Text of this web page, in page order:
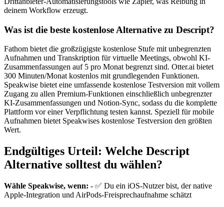
deinem Workflow erzeugt.
Was ist die beste kostenlose Alternative zu Descript?
Fathom bietet die großzügigste kostenlose Stufe mit unbegrenzten
Aufnahmen und Transkription für virtuelle Meetings, obwohl KI-
Zusammenfassungen auf 5 pro Monat begrenzt sind. Otter.ai bietet
300 Minuten/Monat kostenlos mit grundlegenden Funktionen.
Speakwise bietet eine umfassende kostenlose Testversion mit vollem
Zugang zu allen Premium-Funktionen einschließlich unbegrenzter
KI-Zusammenfassungen und Notion-Sync, sodass du die komplette
Plattform vor einer Verpflichtung testen kannst. Speziell für mobile
Aufnahmen bietet Speakwises kostenlose Testversion den größten
Wert.
Endgültiges Urteil: Welche Descript
Alternative solltest du wählen?
Wähle Speakwise, wenn: - ✅ Du ein iOS-Nutzer bist, der native
Apple-Integration und AirPods-Freisprechaufnahme schätzt